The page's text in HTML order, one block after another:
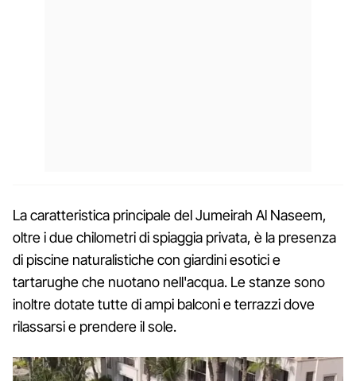
La caratteristica principale del Jumeirah Al Naseem,
oltre i due chilometri di spiaggia privata, è la presenza
di piscine naturalistiche con giardini esotici e
tartarughe che nuotano nell'acqua. Le stanze sono
inoltre dotate tutte di ampi balconi e terrazzi dove
rilassarsi e prendere il sole.